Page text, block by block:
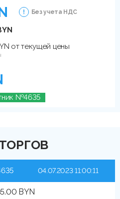
Без учета НДС
от текущей цены
№4635
BYN
04.07.2023 11:00:11